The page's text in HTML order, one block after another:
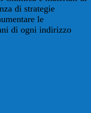
di strategie
le
di ogni indirizzo